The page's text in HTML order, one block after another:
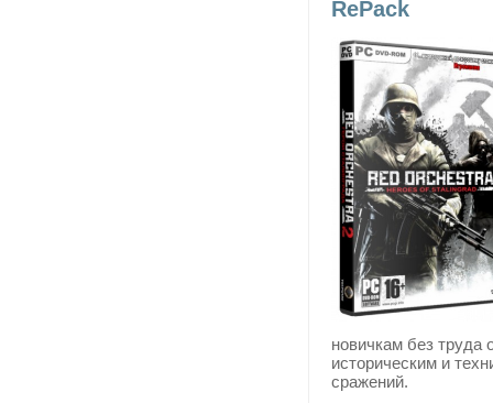
RePack
новичкам без труда
историческим и
сражений.